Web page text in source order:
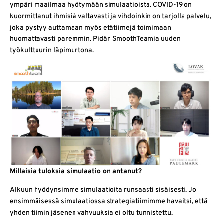
ympäri maailmaa hyötymään simulaatioista. COVID-19 on
kuormittanut ihmisiä valtavasti ja vihdoinkin on tarjolla palvelu,
joka pystyy auttamaan myös etätiimejä toimimaan
huomattavasti paremmin. Pidän SmoothTeamia uuden
työkulttuurin läpimurtona.
Millaisia tuloksia simulaatio on antanut?
Alkuun hyödynsimme simulaatioita runsaasti sisäisesti. Jo
ensimmäisessä simulaatiossa strategiatiimimme havaitsi, että
yhden tiimin jäsenen vahvuuksia ei oltu tunnistettu.